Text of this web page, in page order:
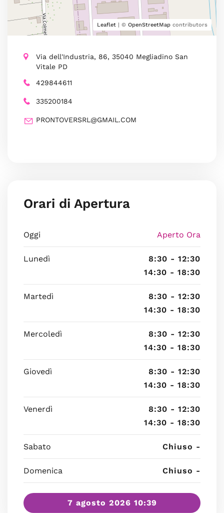
Leaflet | © OpenStreetMap contributors
Via dell'Industria, 86, 35040 Megliadino San
Vitale PD
429844611
335200184
PRONTOVERSRL@GMAIL.COM
Orari di Apertura
Oggi Aperto Ora
Lunedì
8:30 - 12:30
14:30 - 18:30
Martedì
8:30 - 12:30
14:30 - 18:30
Mercoledì
8:30 - 12:30
14:30 - 18:30
Giovedì
8:30 - 12:30
14:30 - 18:30
Venerdì
8:30 - 12:30
14:30 - 18:30
Sabato Chiuso -
Domenica Chiuso -
7 agosto 2026 10:39